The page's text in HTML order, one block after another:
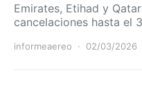
Emirates, Etihad y
cancelaciones hasta el
informeaereo 02/03/2026